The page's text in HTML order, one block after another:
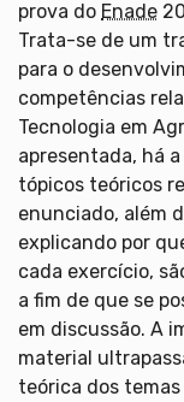
prova do Enade
Trata-se de um
para o
competências
Tecnologia em
apresentada, há
tópicos teóricos
enunciado, além
explicando por
cada exercício,
a fim de que se
em discussão. A
material
teórica dos